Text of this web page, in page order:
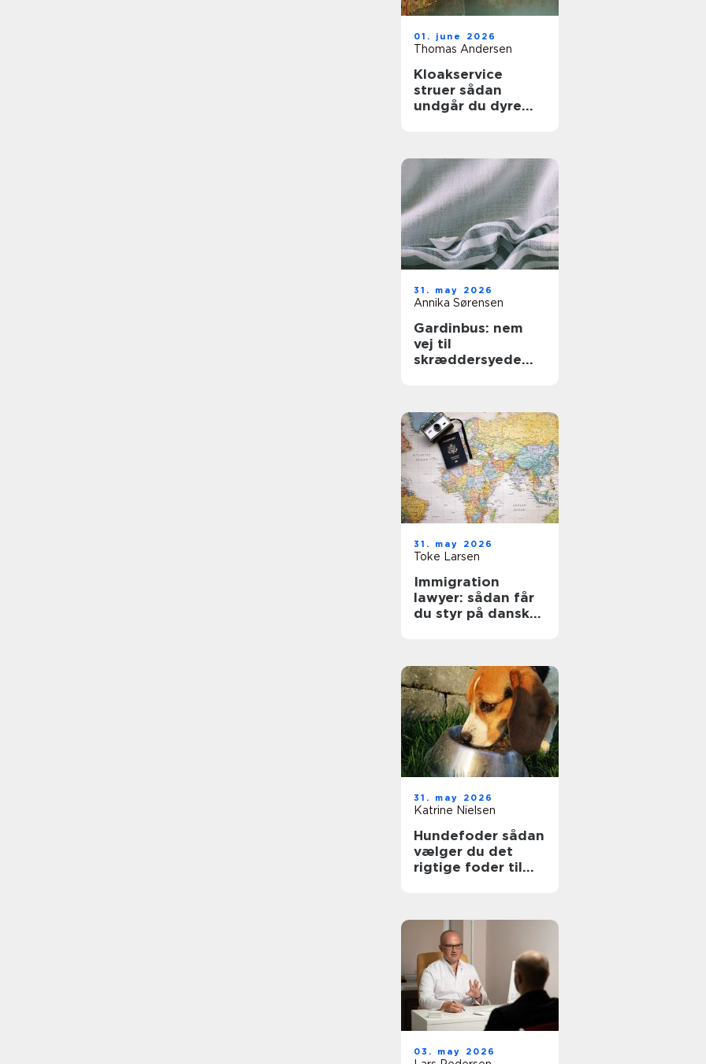
01. june 2026
Thomas Andersen
Kloakservice
struer sådan
undgår du dyre
31. may 2026
Annika Sørensen
Gardinbus: nem
vej til
skræddersyede
31. may 2026
Toke Larsen
Immigration
lawyer: sådan får
du styr på dansk
31. may 2026
Katrine Nielsen
Hundefoder sådan
vælger du det
rigtige foder til
03. may 2026